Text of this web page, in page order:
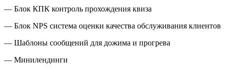
— Блок КПК контроль прохождения квиза
— Блок NPS система оценки качества обслуживания клиентов
— Шаблоны сообщений для дожима и прогрева
— Минилендинги